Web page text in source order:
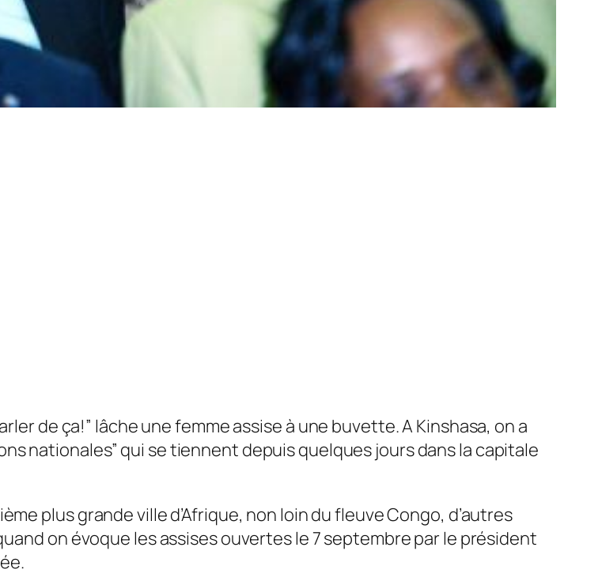
de ça!” lâche une femme assise à une buvette. A Kinshasa, on a
nationales” qui se tiennent depuis quelques jours dans la capitale
plus grande ville d’Afrique, non loin du fleuve Congo, d’autres
on évoque les assises ouvertes le 7 septembre par le président